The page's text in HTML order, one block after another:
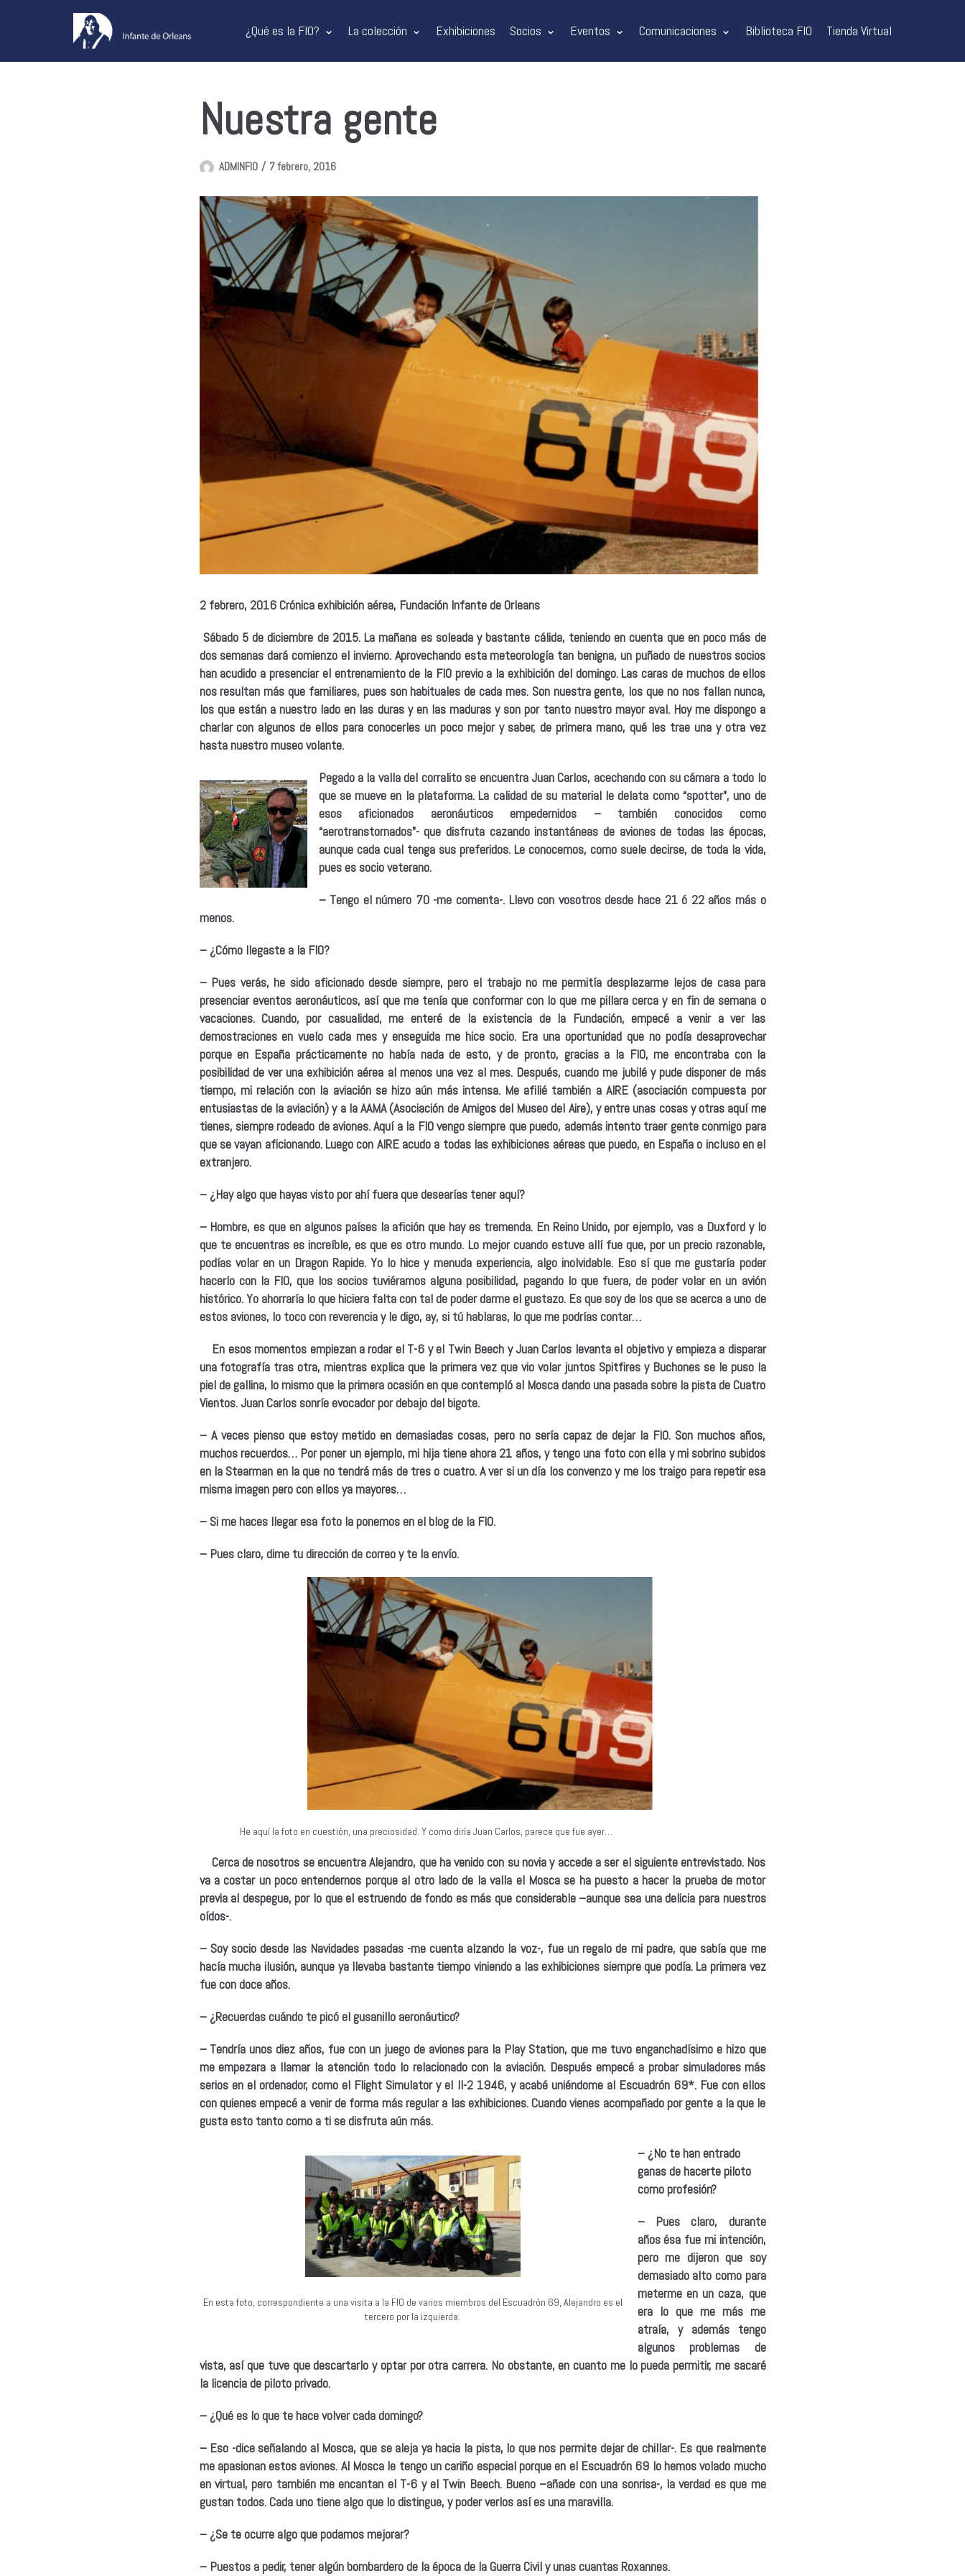
¿Qué es la FIO? La colección Exhibiciones Socios Eventos Comunicaciones Biblioteca FIO Tienda Virtual
Nuestra gente
ADMINFIO 7 febrero, 2016
2 febrero, 2016Crónicaexhibición aérea, Fundación Infante de Orleans
Sábado 5 de diciembre de 2015. La mañana es soleada y bastante cálida, teniendo en cuenta que en poco más de
dos semanas dará comienzo el invierno. Aprovechando esta meteorología tan benigna, un puñado de nuestros socios
han acudido a presenciar el entrenamiento de la FIO previo a la exhibición del domingo. Las caras de muchos de ellos
nos resultan más que familiares, pues son habituales de cada mes. Son nuestra gente, los que no nos fallan nunca,
los que están a nuestro lado en las duras y en las maduras y son por tanto nuestro mayor aval. Hoy me dispongo a
charlar con algunos de ellos para conocerles un poco mejor y saber, de primera mano, qué les trae una y otra vez
hasta nuestro museo volante.
Pegado a la valla del corralito se encuentra Juan Carlos, acechando con su cámara a todo lo
que se mueve en la plataforma. La calidad de su material le delata como “spotter”, uno de
esos aficionados aeronáuticos empedernidos – también conocidos como
“aerotranstornados”- que disfruta cazando instantáneas de aviones de todas las épocas,
aunque cada cual tenga sus preferidos. Le conocemos, como suele decirse, de toda la vida,
pues es socio veterano.
– Tengo el número 70 -me comenta-. Llevo con vosotros desde hace 21 ó 22 años más o
menos.
– ¿Cómo llegaste a la FIO?
– Pues verás, he sido aficionado desde siempre, pero el trabajo no me permitía desplazarme lejos de casa para
presenciar eventos aeronáuticos, así que me tenía que conformar con lo que me pillara cerca y en fin de semana o
vacaciones. Cuando, por casualidad, me enteré de la existencia de la Fundación, empecé a venir a ver las
demostraciones en vuelo cada mes y enseguida me hice socio. Era una oportunidad que no podía desaprovechar
porque en España prácticamente no había nada de esto, y de pronto, gracias a la FIO, me encontraba con la
posibilidad de ver una exhibición aérea al menos una vez al mes. Después, cuando me jubilé y pude disponer de más
tiempo, mi relación con la aviación se hizo aún más intensa. Me afilié también a AIRE (asociación compuesta por
entusiastas de la aviación) y a la AAMA (Asociación de Amigos del Museo del Aire), y entre unas cosas y otras aquí me
tienes, siempre rodeado de aviones. Aquí a la FIO vengo siempre que puedo, además intento traer gente conmigo para
que se vayan aficionando. Luego con AIRE acudo a todas las exhibiciones aéreas que puedo, en España o incluso en el
extranjero.
– ¿Hay algo que hayas visto por ahí fuera que desearías tener aquí?
– Hombre, es que en algunos países la afición que hay es tremenda. En Reino Unido, por ejemplo, vas a Duxford y lo
que te encuentras es increíble, es que es otro mundo. Lo mejor cuando estuve allí fue que, por un precio razonable,
podías volar en un Dragon Rapide. Yo lo hice y menuda experiencia, algo inolvidable. Eso sí que me gustaría poder
hacerlo con la FIO, que los socios tuviéramos alguna posibilidad, pagando lo que fuera, de poder volar en un avión
histórico. Yo ahorraría lo que hiciera falta con tal de poder darme el gustazo. Es que soy de los que se acerca a uno de
estos aviones, lo toco con reverencia y le digo, ay, si tú hablaras, lo que me podrías contar…
En esos momentos empiezan a rodar el T-6 y el Twin Beech y Juan Carlos levanta el objetivo y empieza a disparar
una fotografía tras otra, mientras explica que la primera vez que vio volar juntos Spitfires y Buchones se le puso la
piel de gallina, lo mismo que la primera ocasión en que contempló al Mosca dando una pasada sobre la pista de Cuatro
Vientos. Juan Carlos sonríe evocador por debajo del bigote.
– A veces pienso que estoy metido en demasiadas cosas, pero no sería capaz de dejar la FIO. Son muchos años,
muchos recuerdos… Por poner un ejemplo, mi hija tiene ahora 21 años, y tengo una foto con ella y mi sobrino subidos
en la Stearman en la que no tendrá más de tres o cuatro. A ver si un día los convenzo y me los traigo para repetir esa
misma imagen pero con ellos ya mayores…
– Si me haces llegar esa foto la ponemos en el blog de la FIO.
– Pues claro, dime tu dirección de correo y te la envío.
He aquí la foto en cuestión, una preciosidad. Y como diría Juan Carlos, parece que fue ayer…
Cerca de nosotros se encuentra Alejandro, que ha venido con su novia y accede a ser el siguiente entrevistado. Nos
va a costar un poco entendernos porque al otro lado de la valla el Mosca se ha puesto a hacer la prueba de motor
previa al despegue, por lo que el estruendo de fondo es más que considerable –aunque sea una delicia para nuestros
oídos-.
– Soy socio desde las Navidades pasadas -me cuenta alzando la voz-, fue un regalo de mi padre, que sabía que me
hacía mucha ilusión, aunque ya llevaba bastante tiempo viniendo a las exhibiciones siempre que podía. La primera vez
fue con doce años.
– ¿Recuerdas cuándo te picó el gusanillo aeronáutico?
– Tendría unos diez años, fue con un juego de aviones para la Play Station, que me tuvo enganchadísimo e hizo que
me empezara a llamar la atención todo lo relacionado con la aviación. Después empecé a probar simuladores más
serios en el ordenador, como el Flight Simulator y el Il-2 1946, y acabé uniéndome al Escuadrón 69*. Fue con ellos
con quienes empecé a venir de forma más regular a las exhibiciones. Cuando vienes acompañado por gente a la que le
gusta esto tanto como a ti se disfruta aún más.
En esta foto, correspondiente a una visita a la FIO de varios miembros del Escuadrón 69, Alejandro es el
tercero por la izquierda.
– ¿No te han entrado
ganas de hacerte piloto
como profesión?
– Pues claro, durante
años ésa fue mi intención,
pero me dijeron que soy
demasiado alto como para
meterme en un caza, que
era lo que me más me
atraía, y además tengo
algunos problemas de
vista, así que tuve que descartarlo y optar por otra carrera. No obstante, en cuanto me lo pueda permitir, me sacaré
la licencia de piloto privado.
– ¿Qué es lo que te hace volver cada domingo?
– Eso -dice señalando al Mosca, que se aleja ya hacia la pista, lo que nos permite dejar de chillar-. Es que realmente
me apasionan estos aviones. Al Mosca le tengo un cariño especial porque en el Escuadrón 69 lo hemos volado mucho
en virtual, pero también me encantan el T-6 y el Twin Beech. Bueno –añade con una sonrisa-, la verdad es que me
gustan todos. Cada uno tiene algo que lo distingue, y poder verlos así es una maravilla.
– ¿Se te ocurre algo que podamos mejorar?
– Puestos a pedir, tener algún bombardero de la época de la Guerra Civil y unas cuantas Roxannes.